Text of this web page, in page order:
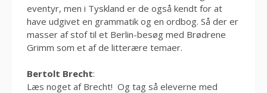
eventyr, men i Tyskland er de også kendt for at
have udgivet en grammatik og en ordbog. Så der er
masser af stof til et Berlin-besøg med Brødrene
Grimm som et af de litterære temaer.
Bertolt Brecht:
Læs noget af Brecht! Og tag så eleverne med